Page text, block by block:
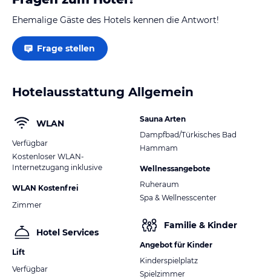
Ehemalige Gäste des Hotels kennen die Antwort!
Frage stellen
Hotelausstattung Allgemein
WLAN
Verfügbar
Kostenloser WLAN-
Internetzugang inklusive
WLAN Kostenfrei
Zimmer
Hotel Services
Lift
Verfügbar
Sauna Arten
Dampfbad/Türkisches Bad
Hammam
Wellnessangebote
Ruheraum
Spa & Wellnesscenter
Familie & Kinder
Angebot für Kinder
Kinderspielplatz
Spielzimmer